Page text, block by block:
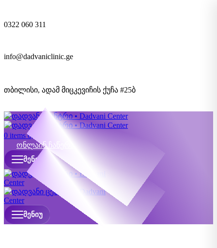
0322 060 311
info@dadvaniclinic.ge
თბილისი, ადამ მიცკევიჩის ქუჩა #25ბ
ონლაინ ჩაწერა
0 items 0,00
ონლაინ ჩაწერა
ᲛᲔᲜᲘᲣ
ᲛᲔᲜᲘᲣ